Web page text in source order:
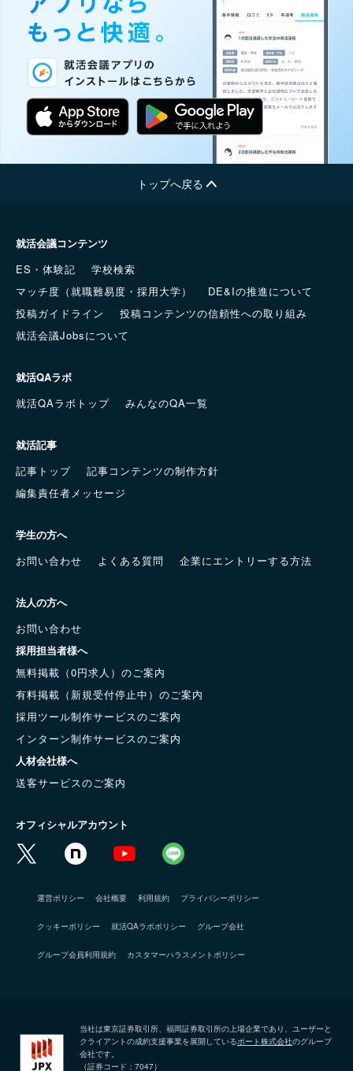
トップへ戻る
就活会議コンテンツ
ES・体験記
学校検索
マッチ度（就職難易度・採用大学）
DE&Iの推進について
投稿ガイドライン
投稿コンテンツの信頼性への取り組み
就活会議Jobsについて
就活QAラボ
就活QAラボトップ
みんなのQA一覧
就活記事
記事トップ
記事コンテンツの制作方針
編集責任者メッセージ
学生の方へ
お問い合わせ
よくある質問 企業にエントリーする方法
法人の方へ
お問い合わせ
採用担当者様へ
無料掲載（0円求人）のご案内
有料掲載（新規受付停止中）のご案内
採用ツール制作サービスのご案内
インターン制作サービスのご案内
人材会社様へ
送客サービスのご案内
オフィシャルアカウント
運営ポリシー 会社概要 利用規約 プライバシーポリシー
クッキーポリシー 就活QAラボポリシー グループ会社
グループ会員利用規約 カスタマーハラスメントポリシー
当社は東京証券取引所、福岡証券取引所の上場企業であり、ユーザーと
クライアントの成約支援事業を展開しているポート株式会社のグループ
会社です。
（証券コード：7047）